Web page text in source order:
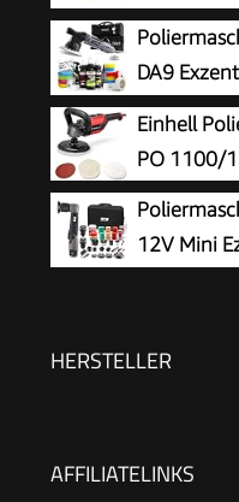
Solo
DA9
Politur Set
Polierpads + Dr.
Zubehör | 20-teilig
Einhell
PO 1100/
12V Mini
Polieren von Auto,
HERSTELLER
AFFILIATELINKS